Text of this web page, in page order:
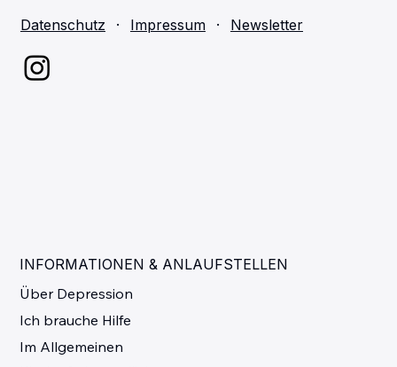
INFORMATIONEN & ANLAUFSTELLEN
Über Depression
Ich brauche Hilfe
Im Allgemeinen
Datenschutz
· Impressum · Newsletter